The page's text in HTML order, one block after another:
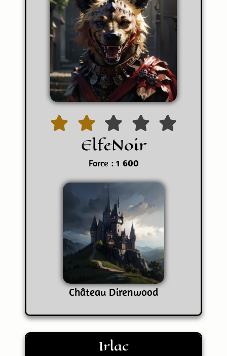
ElfeNoir
Force : 1 600
Château Direnwood
Irlac